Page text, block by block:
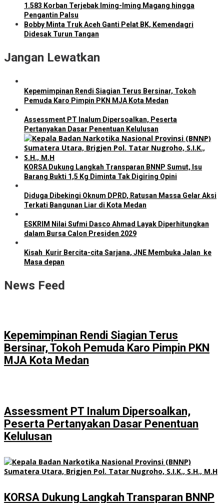
1.583 Korban Terjebak Iming-Iming Magang hingga
Pengantin Palsu
Bobby Minta Truk Aceh Ganti Pelat BK, Kemendagri
Didesak Turun Tangan
Jangan Lewatkan
Kepemimpinan Rendi Siagian Terus Bersinar, Tokoh
Pemuda Karo Pimpin PKN MJA Kota Medan
Assessment PT Inalum Dipersoalkan, Peserta
Pertanyakan Dasar Penentuan Kelulusan
KORSA Dukung Langkah Transparan BNNP Sumut, Isu
Barang Bukti 1,5 Kg Diminta Tak Digiring Opini
Diduga Dibekingi Oknum DPRD, Ratusan Massa Gelar Aksi
Terkati Bangunan Liar di Kota Medan
ESKRIM Nilai Sufmi Dasco Ahmad Layak Diperhitungkan
dalam Bursa Calon Presiden 2029
Kisah Kurir Bercita-cita Sarjana, JNE Membuka Jalan ke
Masa depan
News Feed
Kepemimpinan Rendi Siagian Terus
Bersinar, Tokoh Pemuda Karo Pimpin PKN
MJA Kota Medan
Assessment PT Inalum Dipersoalkan,
Peserta Pertanyakan Dasar Penentuan
Kelulusan
KORSA Dukung Langkah Transparan BNNP